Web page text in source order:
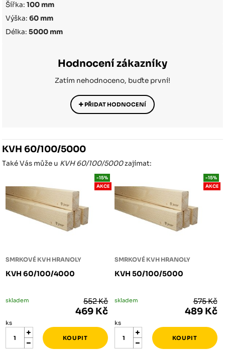
Šířka:100 mm
Výška:60 mm
Délka:5000 mm
Hodnocení zákazníky
Zatím nehodnoceno, buďte první!
PŘIDAT HODNOCENÍ
KVH 60/100/5000
Také Vás může u KVH 60/100/5000zajímat:
SMRKOVÉ KVH HRANOLY
KVH 60/100/4000
-15%
AKCE
skladem 552 Kč
469 Kč
ks
SMRKOVÉ KVH HRANOLY
KVH 50/100/5000
-15%
AKCE
skladem 575 Kč
489 Kč
ks